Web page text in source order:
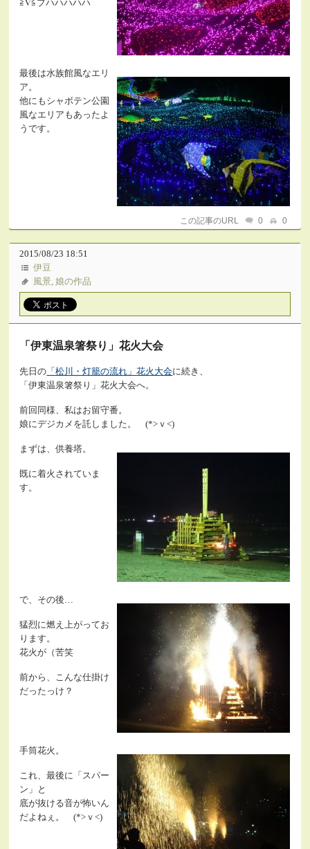
≧∇≦ブハハハハハ
最後は水族館風なエリ
ア。
他にもシャボテン公園
風なエリアもあったよ
うです。
この記事のURL 0 0
2015/08/23 18:51
伊豆
風景 ,娘の作品
「伊東温泉箸祭り」花火大会
先日の 「松川・灯籠の流れ」花火大会に続き、
「伊東温泉箸祭り」花火大会へ。
前回同様、私はお留守番。
娘にデジカメを託しました。 (*>ｖ<)
まずは、供養塔。
既に着火されていま
す。
で、その後…
猛烈に燃え上がってお
ります。
花火が（苦笑
前から、こんな仕掛け
だったっけ？
手筒花火。
これ、最後に「スパー
ン」と
底が抜ける音が怖いん
だよねぇ。 (*>ｖ<)